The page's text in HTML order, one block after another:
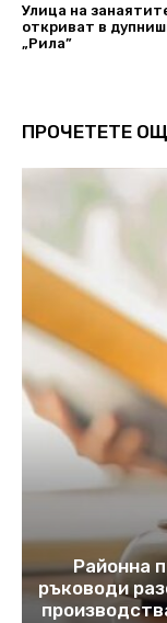
Улица на
oткриват в
„Рила”
ПРОЧЕТЕТЕ
Районна
ръководи